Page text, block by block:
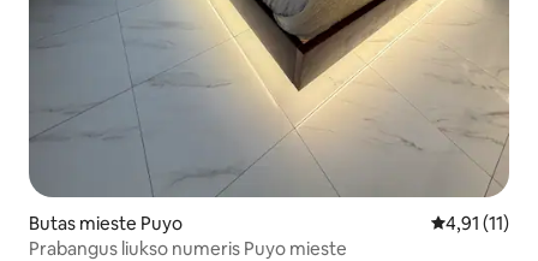
Butas mieste Puyo Vidutinis
4,91 (11)
Prabangus liukso numeris Puyo mieste